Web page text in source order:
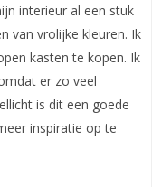
interieur al een stuk
van vrolijke kleuren. Ik
kasten te kopen. Ik
er zo veel
is dit een goede
inspiratie op te